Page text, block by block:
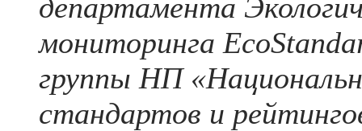
департамента
мониторинга
группы НП
стандартов и